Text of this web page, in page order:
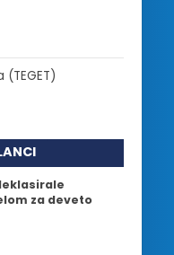
za deveto